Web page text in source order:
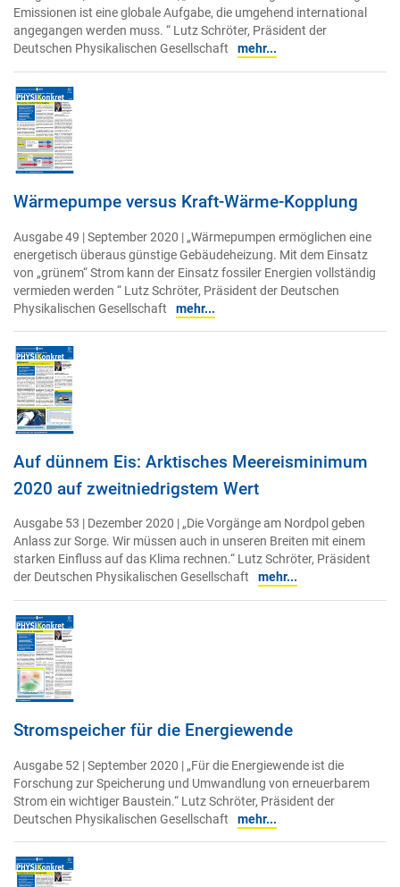
Emissionen ist eine globale Aufgabe, die umgehend international
angegangen werden muss. “ Lutz Schröter, Präsident der
Deutschen Physikalischen Gesellschaft
mehr...
Wärmepumpe versus Kraft-Wärme-Kopplung
Ausgabe 49 | September 2020 | „Wärmepumpen ermöglichen eine
energetisch überaus günstige Gebäudeheizung. Mit dem Einsatz
von „grünem“ Strom kann der Einsatz fossiler Energien vollständig
vermieden werden “ Lutz Schröter, Präsident der Deutschen
Physikalischen Gesellschaft
mehr...
Auf dünnem Eis: Arktisches Meereisminimum
2020 auf zweitniedrigstem Wert
Ausgabe 53 | Dezember 2020 | „Die Vorgänge am Nordpol geben
Anlass zur Sorge. Wir müssen auch in unseren Breiten mit einem
starken Einfluss auf das Klima rechnen.“ Lutz Schröter, Präsident
der Deutschen Physikalischen Gesellschaft
mehr...
Stromspeicher für die Energiewende
Ausgabe 52 | September 2020 | „Für die Energiewende ist die
Forschung zur Speicherung und Umwandlung von erneuerbarem
Strom ein wichtiger Baustein.“ Lutz Schröter, Präsident der
Deutschen Physikalischen Gesellschaft
mehr...